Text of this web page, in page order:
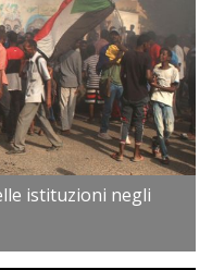
istituzioni negli